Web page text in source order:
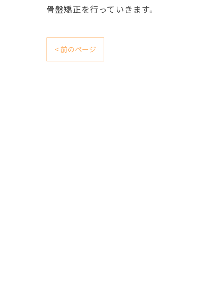
骨盤矯正を行っていきます。
< 前のページ